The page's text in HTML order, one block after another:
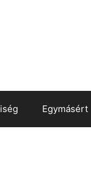
Egymásért